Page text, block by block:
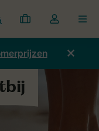
Mijn
boekingen
Open
de
dropdown